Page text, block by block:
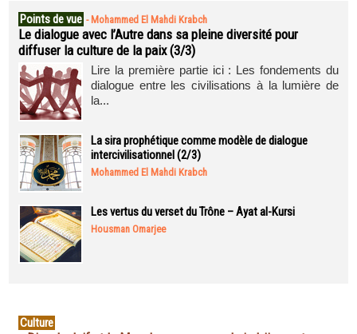
Points de vue - Mohammed El Mahdi Krabch
Le dialogue avec l’Autre dans sa pleine diversité pour
diffuser la culture de la paix (3/3)
Lire la première partie ici : Les fondements du
dialogue entre les civilisations à la lumière de
la...
La sira prophétique comme modèle de dialogue
intercivilisationnel (2/3)
Mohammed El Mahdi Krabch
Les vertus du verset du Trône – Ayat al-Kursi
Housman Omarjee
Culture